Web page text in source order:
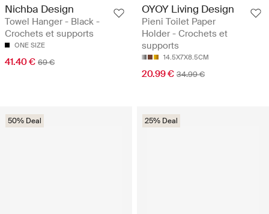
Nichba Design
Towel Hanger - Black -
Crochets et supports
ONE SIZE
41.40 € 69 €
OYOY Living Design
Pieni Toilet Paper
Holder - Crochets et
supports
14.5X7X8.5CM
20.99 € 34.99 €
50% Deal 25% Deal